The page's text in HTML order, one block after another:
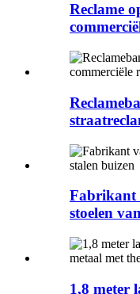
Reclame
Fabrikant
stoelen
1,8 meter